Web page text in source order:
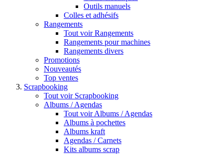
Outils manuels
Colles et adhésifs
Rangements
Tout voir Rangements
Rangements pour machines
Rangements divers
Promotions
Nouveautés
Top ventes
Scrapbooking
Tout voir Scrapbooking
Albums / Agendas
Tout voir Albums / Agendas
Albums à pochettes
Albums kraft
Agendas / Carnets
Kits albums scrap